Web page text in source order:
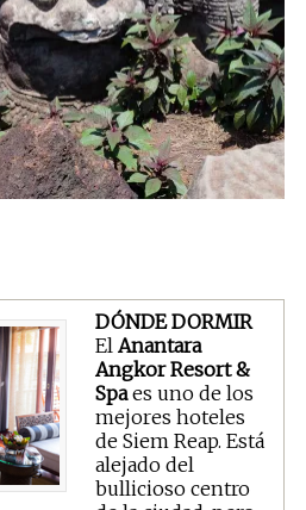
DÓNDE DORMIR
El Anantara
Angkor Resort &
Spaes uno de los
mejores hoteles
de Siem Reap. Está
alejado del
bullicioso centro